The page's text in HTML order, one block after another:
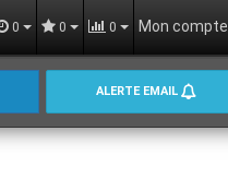
0 0 0 Mon compte
ALERTE EMAIL